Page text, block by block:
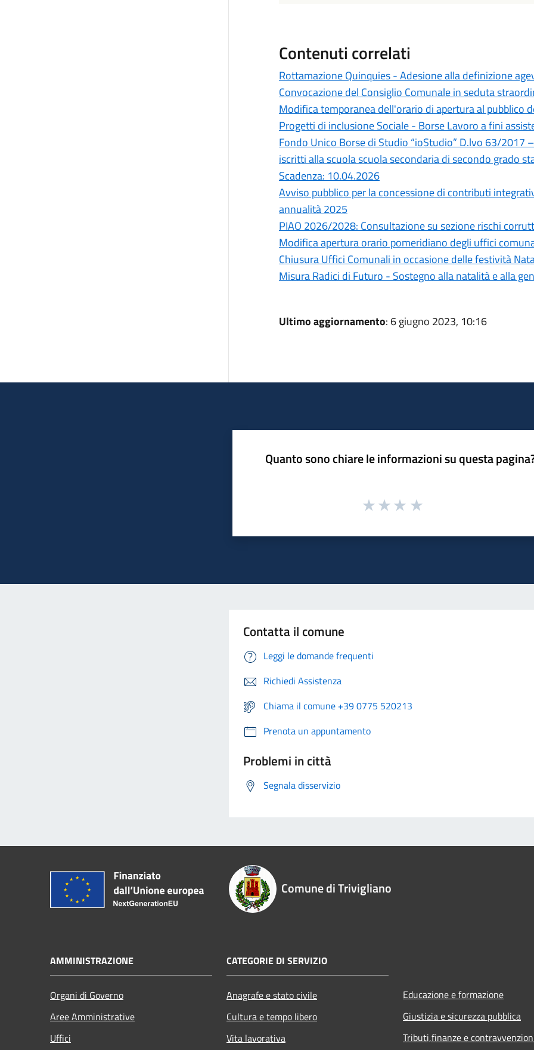
Contenuti correlati
Rottamazione Quinquies - Adesione alla definizione
Convocazione del Consiglio Comunale in seduta
Modifica temporanea dell'orario di apertura al pubblico
Progetti di inclusione Sociale - Borse Lavoro a fini
Fondo Unico Borse di Studio “ioStudio” D.lvo 63/2017
iscritti alla scuola scuola secondaria di secondo grado
Scadenza: 10.04.2026
Avviso pubblico per la concessione di contributi
annualità 2025
PIAO 2026/2028: Consultazione su sezione rischi
Modifica apertura orario pomeridiano degli uffici
Chiusura Uffici Comunali in occasione delle festività
Misura Radici di Futuro - Sostegno alla natalità e alla
Ultimo aggiornamento: 6 giugno 2023, 10:16
Quanto sono chiare le informazioni su questa
Contatta il comune
Leggi le domande frequenti
Richiedi Assistenza
Chiama il comune +39 0775 520213
Prenota un appuntamento
Problemi in città
Segnala disservizio
Comune di Trivigliano
AMMINISTRAZIONE
Organi di Governo
Aree Amministrative
Uffici
CATEGORIE DI SERVIZIO
Anagrafe e stato civile
Cultura e tempo libero
Vita lavorativa
Educazione e formazione
Giustizia e sicurezza pubblica
Tributi,finanze e